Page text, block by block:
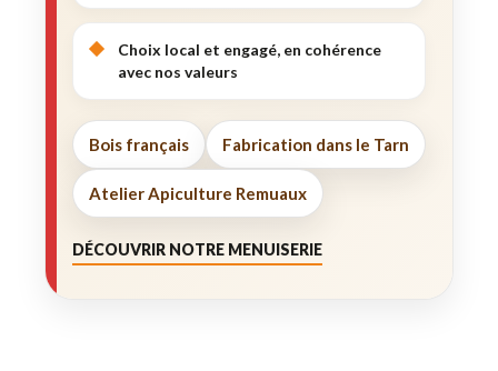
Choix local et engagé, en cohérence
avec nos valeurs
Bois français Fabrication dans le Tarn
Atelier Apiculture Remuaux
DÉCOUVRIR NOTRE MENUISERIE